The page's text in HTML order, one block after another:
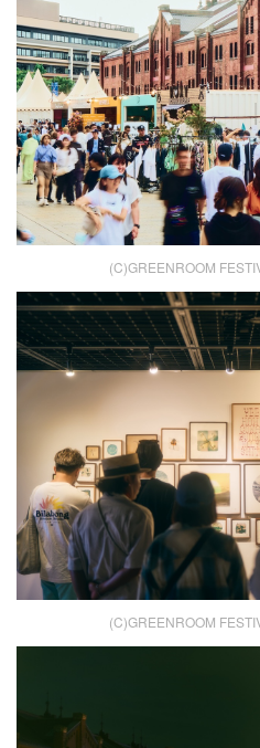
(C)GREENROOM
(C)GREENROOM